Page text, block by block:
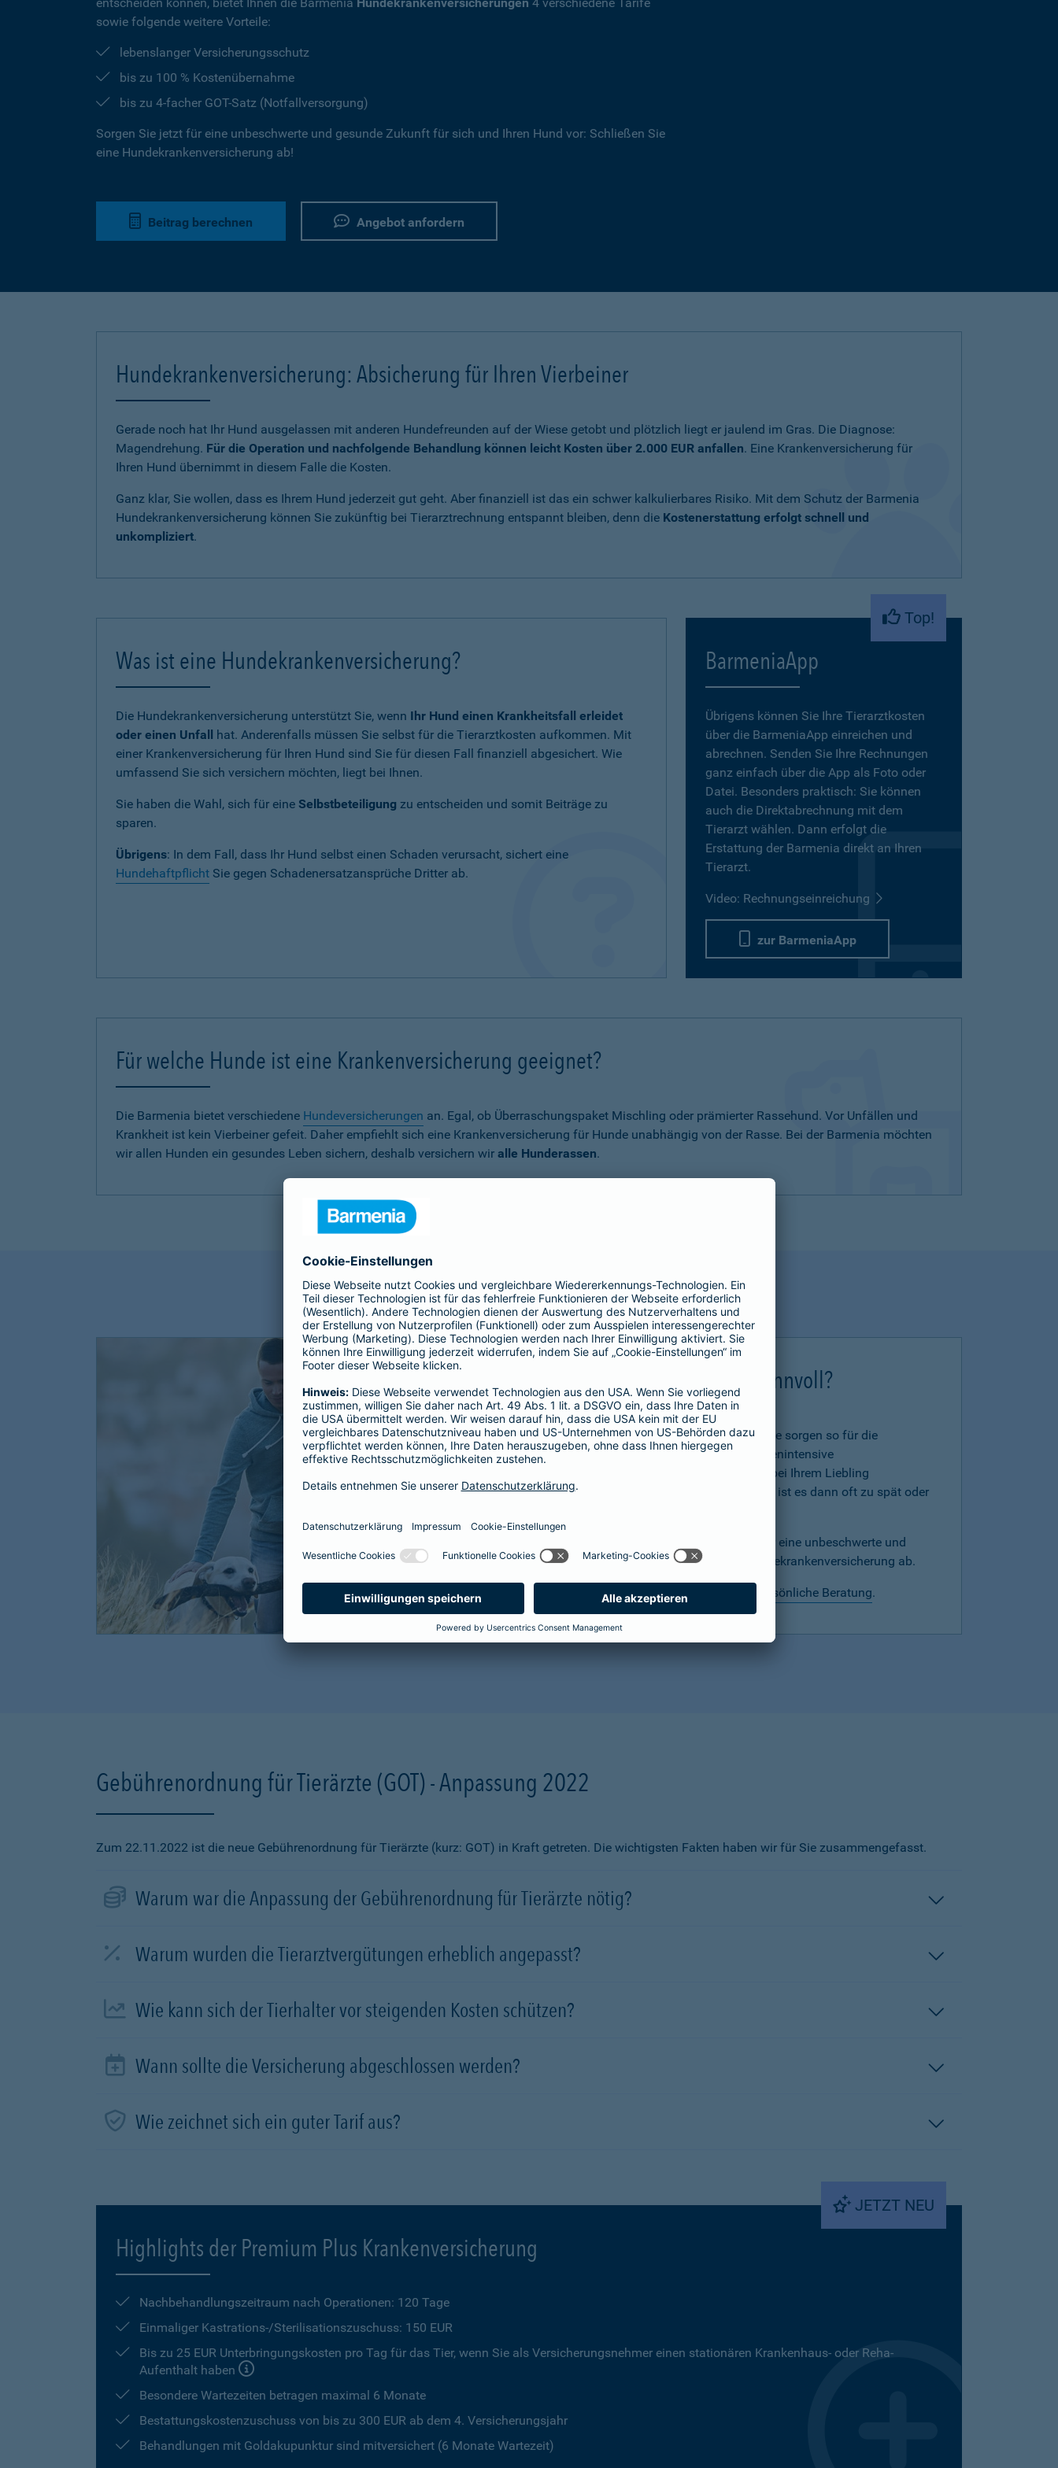
sowie folgende weitere Vorteile:
lebenslanger Versicherungsschutz
bis zu 100 % Kostenübernahme
bis zu 4-facher GOT-Satz (Notfallversorgung)
Sorgen Sie jetzt für eine unbeschwerte und gesunde Zukunft für sich und Ihren Hund vor: Schließen Sie
eine Hundekrankenversicherung ab!
Beitrag berechnen Angebot anfordern
Hundekrankenversicherung: Absicherung für Ihren Vierbeiner
Gerade noch hat Ihr Hund ausgelassen mit anderen Hundefreunden auf der Wiese getobt und plötzlich liegt er jaulend im Gras. Die Diagnose:
Magendrehung. Für die Operation und nachfolgende Behandlung können leicht Kosten über 2.000 EUR anfallen. Eine Krankenversicherung für
Ihren Hund übernimmt in diesem Falle die Kosten.
Ganz klar, Sie wollen, dass es Ihrem Hund jederzeit gut geht. Aber finanziell ist das ein schwer kalkulierbares Risiko. Mit dem Schutz der Barmenia
Hundekrankenversicherung können Sie zukünftig bei Tierarztrechnung entspannt bleiben, denn die Kostenerstattung erfolgt schnell und
unkompliziert.
Was ist eine Hundekrankenversicherung?
Die Hundekrankenversicherung unterstützt Sie, wenn Ihr Hund einen Krankheitsfall erleidet
oder einen Unfall hat. Anderenfalls müssen Sie selbst für die Tierarztkosten aufkommen. Mit
einer Krankenversicherung für Ihren Hund sind Sie für diesen Fall finanziell abgesichert. Wie
umfassend Sie sich versichern möchten, liegt bei Ihnen.
Sie haben die Wahl, sich für eine Selbstbeteiligung zu entscheiden und somit Beiträge zu
sparen.
Übrigens: In dem Fall, dass Ihr Hund selbst einen Schaden verursacht, sichert eine
Hundehaftpflicht Sie gegen Schadenersatzansprüche Dritter ab.
Top!
BarmeniaApp
Übrigens können Sie Ihre Tierarztkosten
über die BarmeniaApp einreichen und
abrechnen. Senden Sie Ihre Rechnungen
ganz einfach über die App als Foto oder
Datei. Besonders praktisch: Sie können
auch die Direktabrechnung mit dem
Tierarzt wählen. Dann erfolgt die
Erstattung der Barmenia direkt an Ihren
Tierarzt.
Video: Rechnungseinreichung
zur BarmeniaApp
Für welche Hunde ist eine Krankenversicherung geeignet?
Die Barmenia bietet verschiedene Hundeversicherungen an. Egal, ob Überraschungspaket Mischling oder prämierter Rassehund. Vor Unfällen und
Krankheit ist kein Vierbeiner gefeit. Daher empfiehlt sich eine Krankenversicherung für Hunde unabhängig von der Rasse. Bei der Barmenia möchten
wir allen Hunden ein gesundes Leben sichern, deshalb versichern wir alle Hunderassen.
Wann ist eine Hundekrankenversicherung sinnvoll?
Der Abschluss einer Krankenversicherung lohnt sich immer, denn Sie sorgen so für die
Gesundheit Ihres Hundes vor. Mit zunehmendem Alter werden kostenintensive
Alterserscheinungen wie Grauer Star, Arthrose oder Zahnprobleme bei Ihrem Liebling
wahrscheinlicher. Für den Abschluss einer Tierkrankenversicherung ist es dann oft zu spät oder
Sorgen Sie als Hundehalterin oder Hundehalter lieber rechtzeitig für eine unbeschwerte und
gesunde Zukunft für Ihr Tier und sichern Sie es jetzt mit einer Hundekrankenversicherung ab.
Benötigen Sie weitere Informationen? Dann empfehlen wir eine persönliche Beratung.
Gebührenordnung für Tierärzte (GOT) - Anpassung 2022
Zum 22.11.2022 ist die neue Gebührenordnung für Tierärzte (kurz: GOT) in Kraft getreten. Die wichtigsten Fakten haben wir für Sie zusammengefasst.
Warum war die Anpassung der Gebührenordnung für Tierärzte nötig?
Warum wurden die Tierarztvergütungen erheblich angepasst?
Wie kann sich der Tierhalter vor steigenden Kosten schützen?
Wann sollte die Versicherung abgeschlossen werden?
Wie zeichnet sich ein guter Tarif aus?
JETZT NEU
Highlights der Premium Plus Krankenversicherung
Nachbehandlungszeitraum nach Operationen: 120 Tage
Einmaliger Kastrations-/Sterilisationszuschuss: 150 EUR
Bis zu 25 EUR Unterbringungskosten pro Tag für das Tier, wenn Sie als Versicherungsnehmer einen stationären Krankenhaus- oder Reha-
Aufenthalt haben
Besondere Wartezeiten betragen maximal 6 Monate
Bestattungskostenzuschuss von bis zu 300 EUR ab dem 4. Versicherungsjahr
Behandlungen mit Goldakupunktur sind mitversichert (6 Monate Wartezeit)